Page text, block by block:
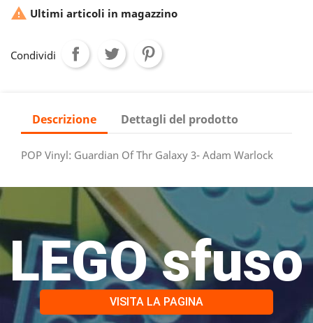
 Ultimi articoli in magazzino
Condividi
Descrizione Dettagli del prodotto
POP Vinyl: Guardian Of Thr Galaxy 3- Adam Warlock
LEGO sfuso
VISITA LA PAGINA